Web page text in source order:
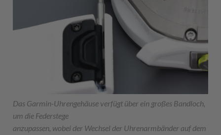
Das Garmin-Uhrengehäuse verfügt über ein großes Bandloch,
um die Federstege
anzupassen, wobei der Wechsel der Uhrenarmbänder auf dem